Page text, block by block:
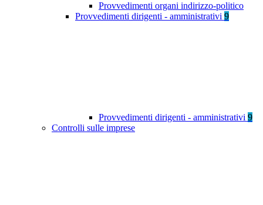
Provvedimenti organi indirizzo-politico
Provvedimenti dirigenti - amministrativi 9
Provvedimenti dirigenti - amministrativi 9
Controlli sulle imprese